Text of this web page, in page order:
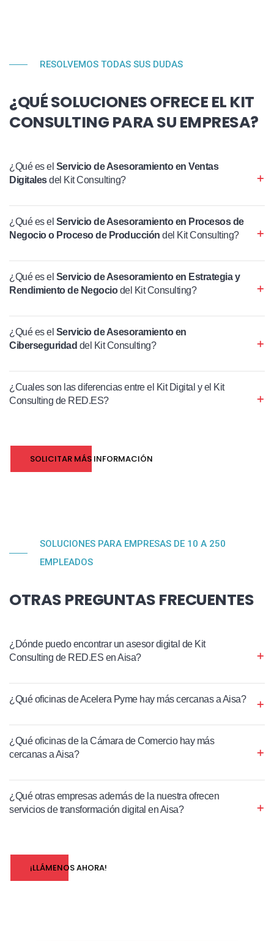
RESOLVEMOS TODAS SUS DUDAS
¿QUÉ SOLUCIONES OFRECE EL KIT
CONSULTING PARA SU EMPRESA?
¿Qué es el Servicio de Asesoramiento en Ventas
Digitalesdel Kit Consulting?
¿Qué es el Servicio de Asesoramiento en Procesos de
Negocio o Proceso de Producción del Kit Consulting?
¿Qué es el Servicio de Asesoramiento en Estrategia y
Rendimiento de Negociodel Kit Consulting?
¿Qué es el Servicio de Asesoramiento en
Ciberseguridad del Kit Consulting?
¿Cuales son las diferencias entre el Kit Digital y el Kit
Consulting de RED.ES?
SOLICITAR MÁS INFORMACIÓN
SOLUCIONES PARA EMPRESAS DE 10 A 250
EMPLEADOS
OTRAS PREGUNTAS FRECUENTES
¿Dónde puedo encontrar un asesor digital de Kit
Consulting de RED.ES en Aisa?
¿Qué oficinas de Acelera Pyme hay más cercanas a Aisa?
¿Qué oficinas de la Cámara de Comercio hay más
cercanas a Aisa?
¿Qué otras empresas además de la nuestra ofrecen
servicios de transformación digital en Aisa?
¡LLÁMENOS AHORA!